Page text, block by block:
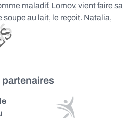
maladif, Lomov, vient faire sa
soupe au lait, le reçoit. Natalia,
partenaires